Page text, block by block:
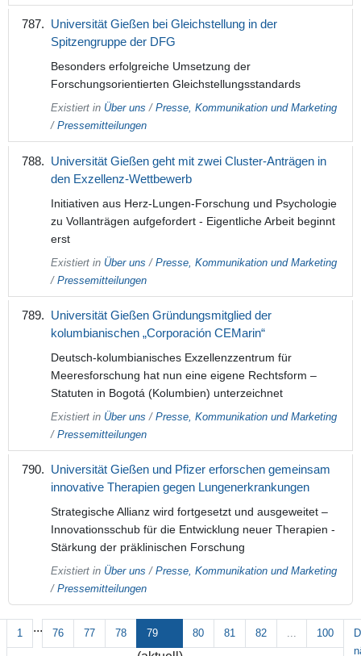
Universität Gießen bei Gleichstellung in der
Spitzengruppe der DFG
Besonders erfolgreiche Umsetzung der
Forschungsorientierten Gleichstellungsstandards
Existiert in Über uns / Presse, Kommunikation und Marketing
/ Pressemitteilungen
Universität Gießen geht mit zwei Cluster-Anträgen in
den Exzellenz-Wettbewerb
Initiativen aus Herz-Lungen-Forschung und Psychologie
zu Vollanträgen aufgefordert - Eigentliche Arbeit beginnt
erst
Existiert in Über uns / Presse, Kommunikation und Marketing
/ Pressemitteilungen
Universität Gießen Gründungsmitglied der
kolumbianischen „Corporación CEMarin“
Deutsch-kolumbianisches Exzellenzzentrum für
Meeresforschung hat nun eine eigene Rechtsform –
Statuten in Bogotá (Kolumbien) unterzeichnet
Existiert in Über uns / Presse, Kommunikation und Marketing
/ Pressemitteilungen
Universität Gießen und Pfizer erforschen gemeinsam
innovative Therapien gegen Lungenerkrankungen
Strategische Allianz wird fortgesetzt und ausgeweitet –
Innovationsschub für die Entwicklung neuer Therapien -
Stärkung der präklinischen Forschung
Existiert in Über uns / Presse, Kommunikation und Marketing
/ Pressemitteilungen
1 ... 76 77 78 79 80 81 82 ... 100